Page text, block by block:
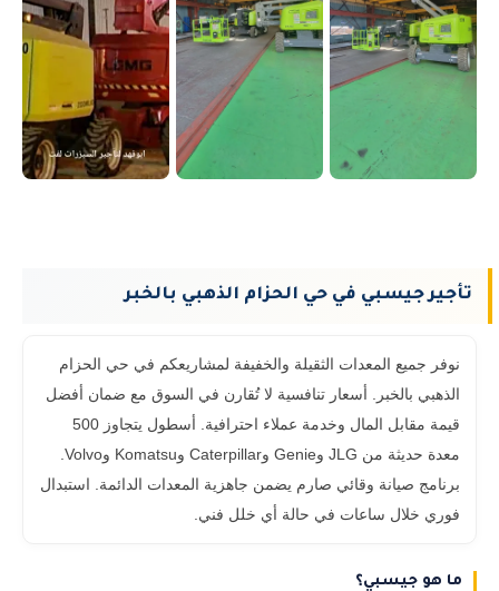
تأجير جيسبي في حي الحزام الذهبي بالخبر
نوفر جميع المعدات الثقيلة والخفيفة لمشاريعكم في حي الحزام
الذهبي بالخبر. أسعار تنافسية لا تُقارن في السوق مع ضمان أفضل
قيمة مقابل المال وخدمة عملاء احترافية. أسطول يتجاوز 500
معدة حديثة من JLG وGenie وCaterpillar وKomatsu وVolvo.
برنامج صيانة وقائي صارم يضمن جاهزية المعدات الدائمة. استبدال
فوري خلال ساعات في حالة أي خلل فني.
ما هو جيسبي؟